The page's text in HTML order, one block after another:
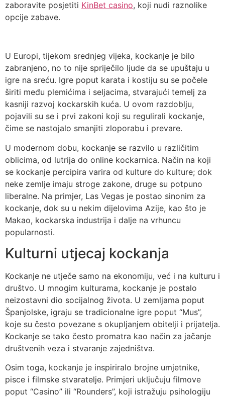
zaboravite posjetiti KinBet casino, koji nudi raznolike
opcije zabave.
U Europi, tijekom srednjeg vijeka, kockanje je bilo
zabranjeno, no to nije spriječilo ljude da se upuštaju u
igre na sreću. Igre poput karata i kostiju su se počele
širiti među plemićima i seljacima, stvarajući temelj za
kasniji razvoj kockarskih kuća. U ovom razdoblju,
pojavili su se i prvi zakoni koji su regulirali kockanje,
čime se nastojalo smanjiti zloporabu i prevare.
U modernom dobu, kockanje se razvilo u različitim
oblicima, od lutrija do online kockarnica. Način na koji
se kockanje percipira varira od kulture do kulture; dok
neke zemlje imaju stroge zakone, druge su potpuno
liberalne. Na primjer, Las Vegas je postao sinonim za
kockanje, dok su u nekim dijelovima Azije, kao što je
Makao, kockarska industrija i dalje na vrhuncu
popularnosti.
Kulturni utjecaj kockanja
Kockanje ne utječe samo na ekonomiju, već i na kulturu i
društvo. U mnogim kulturama, kockanje je postalo
neizostavni dio socijalnog života. U zemljama poput
Španjolske, igraju se tradicionalne igre poput “Mus”,
koje su često povezane s okupljanjem obitelji i prijatelja.
Kockanje se tako često promatra kao način za jačanje
društvenih veza i stvaranje zajedništva.
Osim toga, kockanje je inspiriralo brojne umjetnike,
pisce i filmske stvaratelje. Primjeri uključuju filmove
poput “Casino” ili “Rounders”, koji istražuju psihologiju